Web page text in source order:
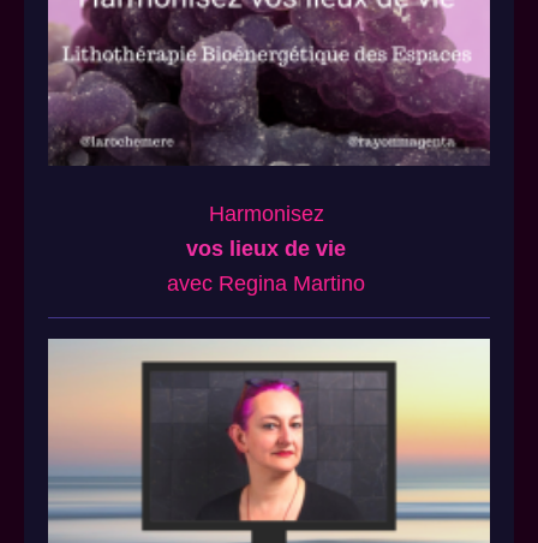
Harmonisez
vos lieux de vie
avec Regina Martino